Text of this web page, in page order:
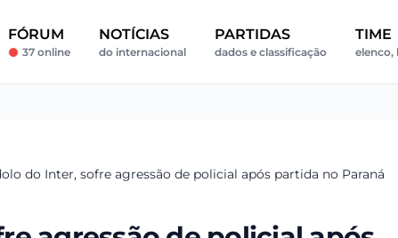
FÓRUM
37 online
NOTÍCIAS
do internacional
PARTIDAS
dados e classificação
TIME
elenco,
do Inter, sofre agressão de policial após partida no Paraná